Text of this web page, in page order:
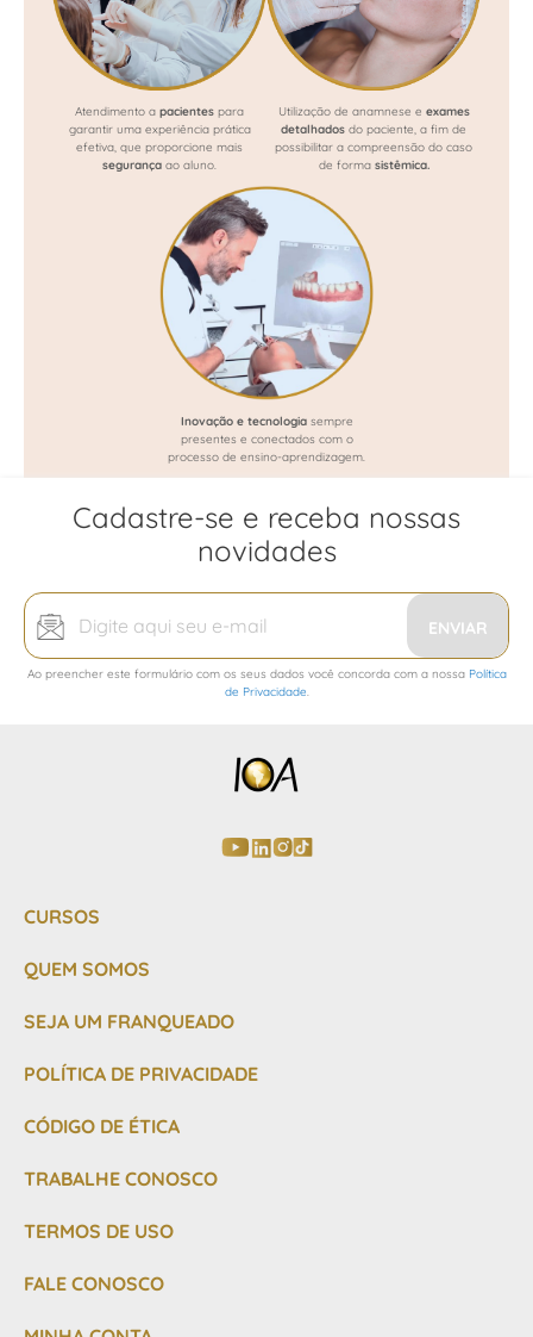
Atendimento a pacientes para
garantir uma experiência prática
efetiva, que proporcione mais
segurança ao aluno.
Utilização de anamnese e exames
detalhados do paciente, a fim de
possibilitar a compreensão do caso
de forma sistêmica.
Inovação e tecnologiasempre
presentes e conectados com o
processo de ensino-aprendizagem.
Cadastre-se e receba nossas
novidades
Inscreva-
se
na
nossa
Ao preencher este formulário com os seus dados você concorda com a nossa Política
de Privacidade.
ENVIAR
CURSOS
QUEM SOMOS
SEJA UM FRANQUEADO
POLÍTICA DE PRIVACIDADE
CÓDIGO DE ÉTICA
TRABALHE CONOSCO
TERMOS DE USO
FALE CONOSCO